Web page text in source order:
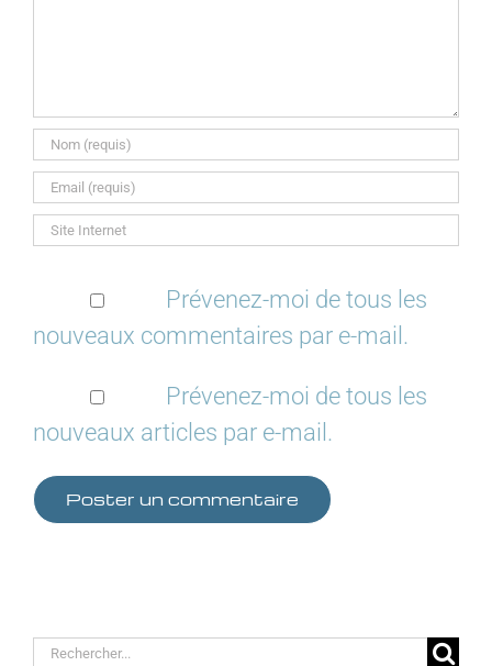
Prévenez-moi de tous les
nouveaux commentaires par e-mail.
Prévenez-moi de tous les
nouveaux articles par e-mail.
Rechercher: